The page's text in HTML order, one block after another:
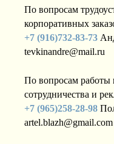
По вопросам
корпоративных
+7 (916)732-83-73
tevkinandre@mail.ru
По вопросам работы
сотрудничества и
+7 (965)258-28-98
artel.blazh@gmail.com